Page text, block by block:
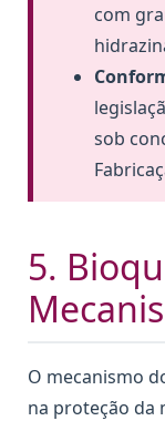
com
sob
5.
O mecanismo
na proteção da